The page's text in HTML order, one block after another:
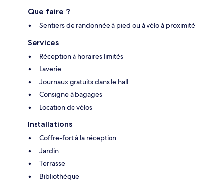
Que faire ?
Sentiers de randonnée à pied ou à vélo à proximité
Services
Réception à horaires limités
Laverie
Journaux gratuits dans le hall
Consigne à bagages
Location de vélos
Installations
Coffre-fort à la réception
Jardin
Terrasse
Bibliothèque